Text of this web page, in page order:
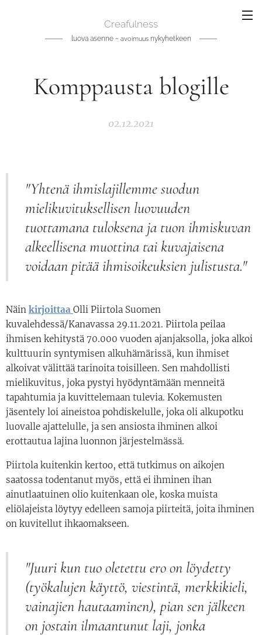
Creafulness
luova asenne ~ avoimuusnykyhetkeen
Komppausta blogille
02.12.2021
"Yhtenä ihmislajillemme suodun
mielikuvituksellisen luovuuden
tuottamana tuloksena ja tuon ihmiskuvan
alkeellisena muottina tai kuvajaisena
voidaan pitää ihmisoikeuksien julistusta."
Näin kirjoittaa Olli Piirtola Suomen
kuvalehdessä/Kanavassa 29.11.2021. Piirtola peilaa
ihmisen kehitystä 70.000 vuoden ajanjaksolla, joka alkoi
kulttuurin syntymisen alkuhämärissä, kun ihmiset
alkoivat välittää tarinoita toisilleen. Sen mahdollisti
mielikuvitus, joka pystyi hyödyntämään menneitä
tapahtumia ja kuvittelemaan tulevia. Kokemusten
jäsentely loi aineistoa pohdiskelulle, joka oli alkupotku
luovalle ajattelulle, ja sen ansiosta ihminen alkoi
erottautua lajina luonnon järjestelmässä.
Piirtola kuitenkin kertoo, että tutkimus on aikojen
saatossa todentanut myös, että ei ihminen ihan
ainutlaatuinen olio kuitenkaan ole, koska muista
eliölajeista löytyy edelleen samoja piirteitä, joita ihminen
on kuvitellut ihkaomakseen.
"Juuri kun tuo oletettu ero on löydetty
(työkalujen käyttö, viestintä, merkkikieli,
vainajien hautaaminen), pian sen jälkeen
on jostain ilmaantunut laji, jonka